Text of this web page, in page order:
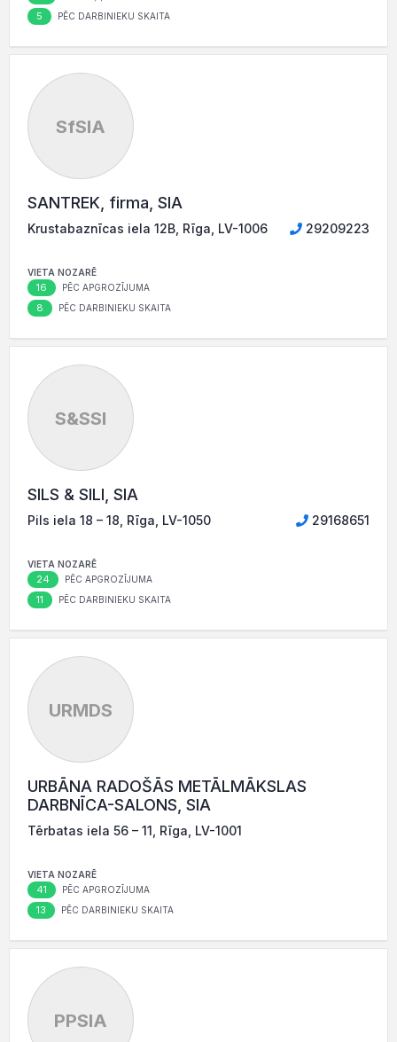
5 PĒC DARBINIEKU SKAITA
SfSIA
SANTREK, firma, SIA
Krustabaznīcas iela 12B, Rīga, LV-1006 29209223
VIETA NOZARĒ
16 PĒC APGROZĪJUMA
8 PĒC DARBINIEKU SKAITA
S&SSI
SILS & SILI, SIA
Pils iela 18 – 18, Rīga, LV-1050 29168651
VIETA NOZARĒ
24 PĒC APGROZĪJUMA
11 PĒC DARBINIEKU SKAITA
URMDS
URBĀNA RADOŠĀS METĀLMĀKSLAS
DARBNĪCA-SALONS, SIA
Tērbatas iela 56 – 11, Rīga, LV-1001
VIETA NOZARĒ
41 PĒC APGROZĪJUMA
13 PĒC DARBINIEKU SKAITA
PPSIA